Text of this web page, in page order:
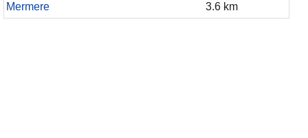
Mermere
3.6 km